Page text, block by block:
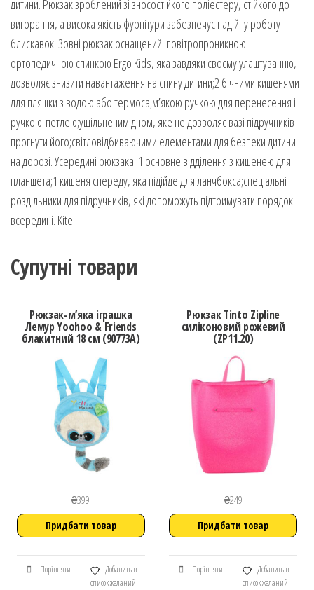
дитини. Рюкзак зроблений зі зносостійкого поліестеру, стійкого до
вигорання, а висока якість фурнітури забезпечує надійну роботу
блискавок. Зовні рюкзак оснащений: повітропроникною
ортопедичною спинкою Ergo Kids, яка завдяки своєму улаштуванню,
дозволяє знизити навантаження на спину дитини;2 бічними кишенями
для пляшки з водою або термоса;м’якою ручкою для перенесення і
ручкою-петлею;ущільненим дном, яке не дозволяє вазі підручників
прогнути його;світловідбиваючими елементами для безпеки дитини
на дорозі. Усередині рюкзака: 1 основне відділення з кишенею для
планшета;1 кишеня спереду, яка підійде для ланчбокса;спеціальні
роздільники для підручників, які допоможуть підтримувати порядок
всередині. Kite
Супутні товари
Рюкзак-м’яка іграшка
Лемур Yoohoo & Friends
блакитний 18 см (90773A)
₴399
Придбати товар
Порівняти
Добавить в
список желаний
Рюкзак Tinto Zipline
силіконовий рожевий
(ZP11.20)
₴249
Придбати товар
Порівняти
Добавить в
список желаний